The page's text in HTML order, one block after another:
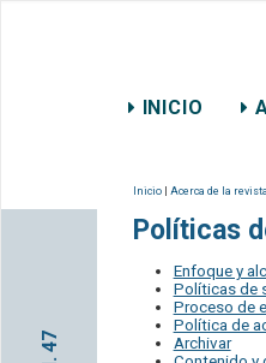
INICIO
Inicio Acerca de la revista
Políticas
Enfoque y
Políticas de
Proceso de
Política de
Archivar